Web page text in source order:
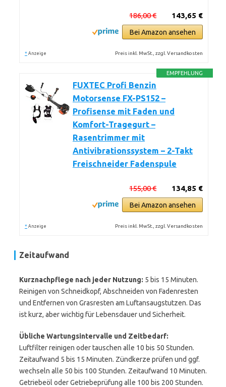
143,65 €
186,00 €
Bei Amazon ansehen
* Anzeige Preis inkl. MwSt., zzgl. Versandkosten
EMPFEHLUNG
FUXTEC Profi Benzin
Motorsense FX-PS152 –
Profisense mit Faden und
Komfort-Tragegurt –
Rasentrimmer mit
Antivibrationssystem – 2-Takt
Freischneider Fadenspule
134,85 €
155,00 €
Bei Amazon ansehen
* Anzeige Preis inkl. MwSt., zzgl. Versandkosten
Zeitaufwand
Kurznachpflege nach jeder Nutzung: 5 bis 15 Minuten.
Reinigen von Schneidkopf, Abschneiden von Fadenresten
und Entfernen von Grasresten am Luftansaugstutzen. Das
ist kurz, aber wichtig für Lebensdauer und Sicherheit.
Übliche Wartungsintervalle und Zeitbedarf:
Luftfilter reinigen oder tauschen alle 10 bis 50 Stunden.
Zeitaufwand 5 bis 15 Minuten. Zündkerze prüfen und ggf.
wechseln alle 50 bis 100 Stunden. Zeitaufwand 10 Minuten.
Getriebeöl oder Getriebeprüfung alle 100 bis 200 Stunden.